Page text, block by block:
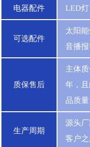
电器配件 LED
可选配件
太阳
音播报
质保售后
主体
年，
品质
生产周期
源头
客户